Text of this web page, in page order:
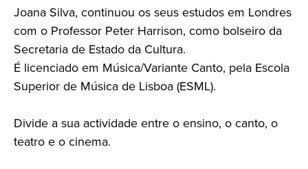
Joana Silva, continuou os seus estudos em Londres
com o Professor Peter Harrison, como bolseiro da
Secretaria de Estado da Cultura.
É licenciado em Música/Variante Canto, pela Escola
Superior de Música de Lisboa (ESML).
Divide a sua actividade entre o ensino, o canto, o
teatro e o cinema.